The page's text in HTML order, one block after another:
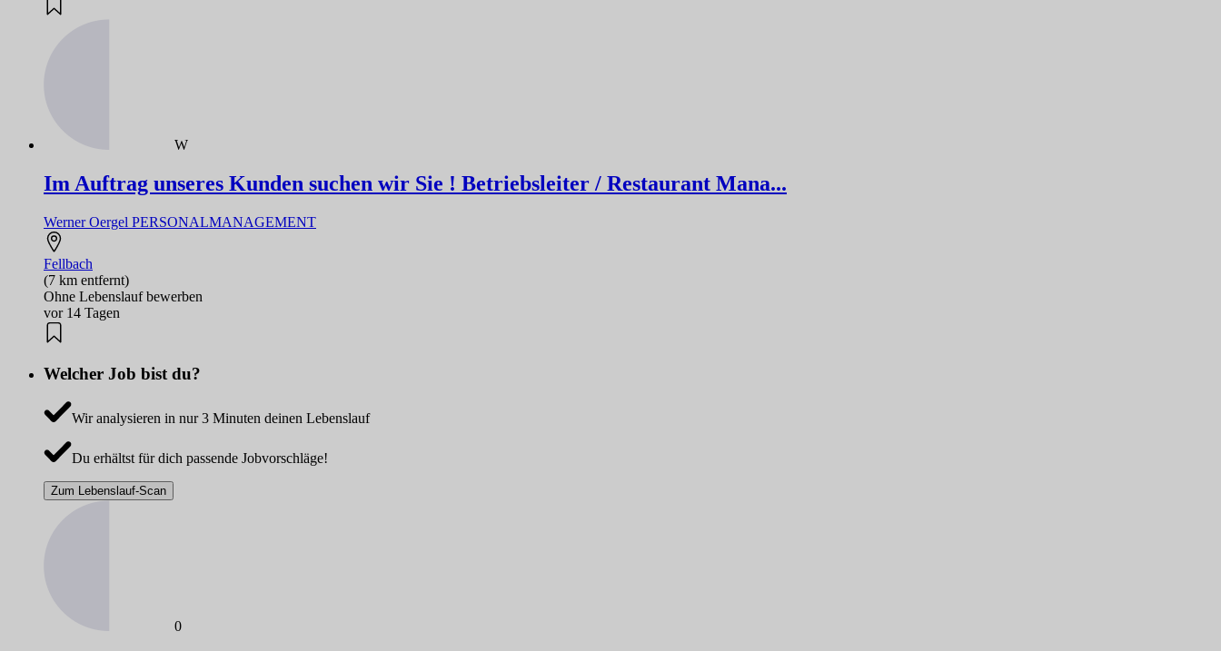
W
Im Auftrag unseres Kunden suchen wir Sie ! Betriebsleiter / Restaurant Mana...
Werner Oergel PERSONALMANAGEMENT
Fellbach
(7 km entfernt)
Ohne Lebenslauf bewerben
vor 14 Tagen
Welcher Job bist du?
Wir analysieren in nur 3 Minuten deinen Lebenslauf
Du erhältst für dich passende Jobvorschläge!
Zum Lebenslauf-Scan
0